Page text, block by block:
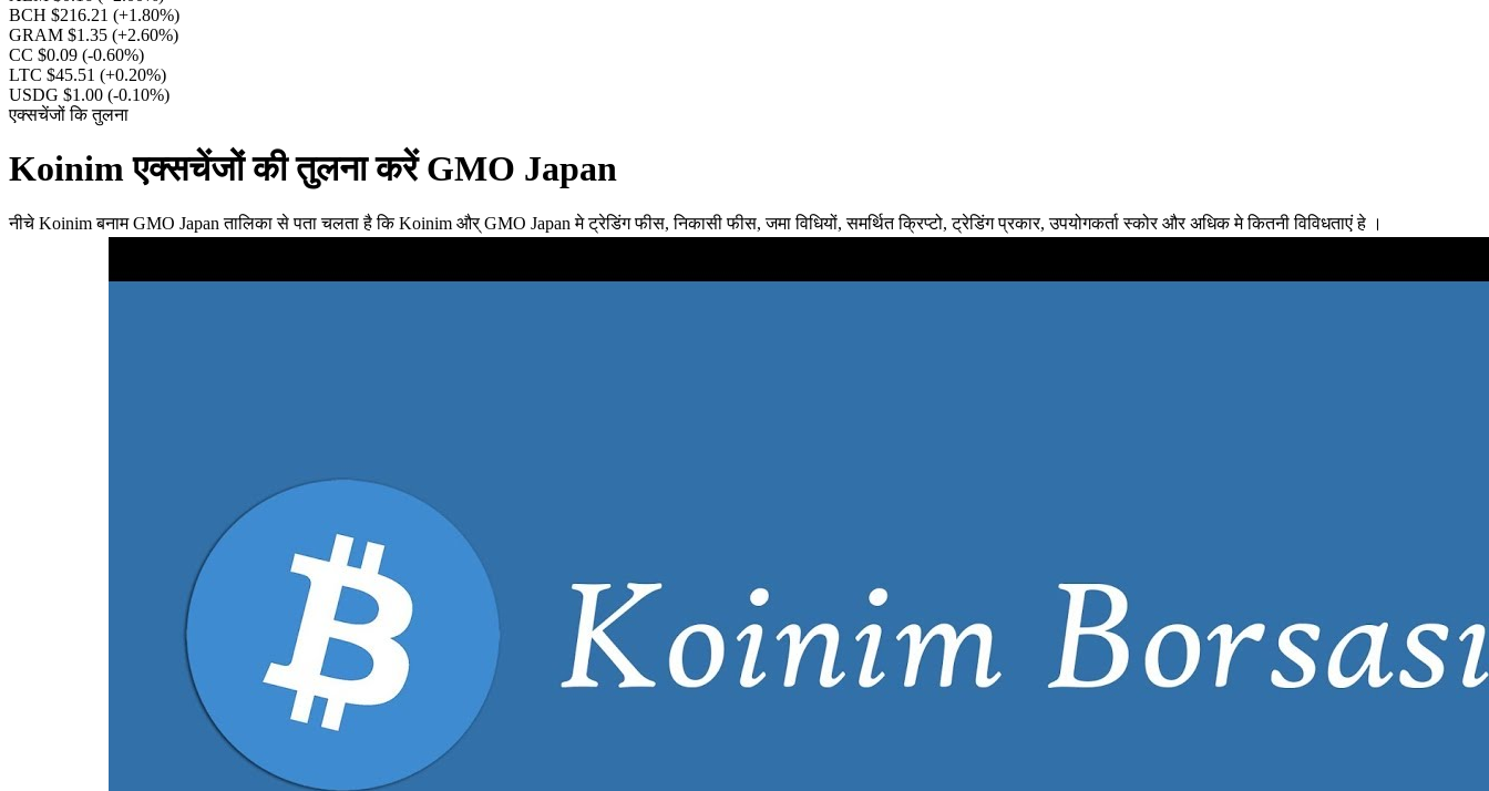
BCH $216.21 (+1.80%)
GRAM $1.35 (+2.60%)
CC $0.09 (-0.60%)
LTC $45.51 (+0.20%)
USDG $1.00 (-0.10%)
एक्सचेंजों कि तुलना
Koinim एक्सचेंजों की तुलना करें GMO Japan
नीचे Koinim बनाम GMO Japan तालिका से पता चलता है कि Koinim और् GMO Japan मे ट्रेडिंग फीस, निकासी फीस, जमा विधियों, समर्थित क्रिप्टो, ट्रेडिंग प्रकार, उपयोगकर्ता स्कोर और अधिक मे कितनी विविधताएं हे ।